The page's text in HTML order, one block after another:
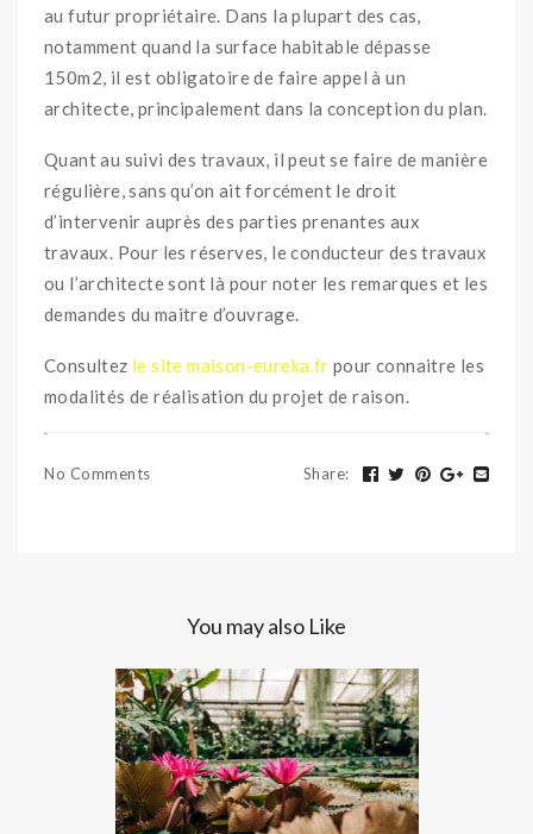
au futur propriétaire. Dans la plupart des cas,
notamment quand la surface habitable dépasse
150m2, il est obligatoire de faire appel à un
architecte, principalement dans la conception du plan.
Quant au suivi des travaux, il peut se faire de manière
régulière, sans qu’on ait forcément le droit
d’intervenir auprès des parties prenantes aux
travaux. Pour les réserves, le conducteur des travaux
ou l’architecte sont là pour noter les remarques et les
demandes du maitre d’ouvrage.
Consultez le site maison-eureka.fr pour connaitre les
modalités de réalisation du projet de raison.
No Comments Share:
You may also Like